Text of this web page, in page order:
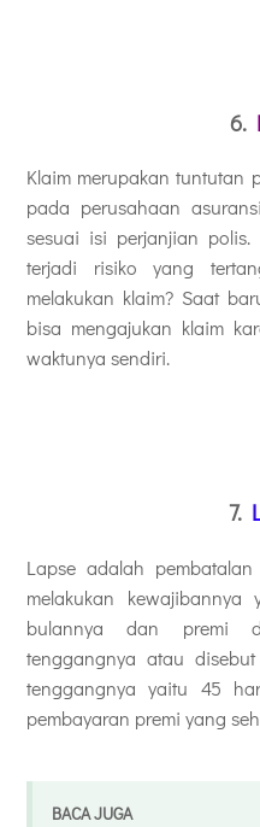
6.
Klaim merupakan tuntutan
pada perusahaan
sesuai isi perjanjian
terjadi risiko yang
melakukan klaim? Saat
bisa mengajukan klaim
waktunya sendiri.
7.
Lapse adalah
melakukan
bulannya dan premi
tenggangnya atau
tenggangnya yaitu 45
pembayaran premi yang
BACA JUGA